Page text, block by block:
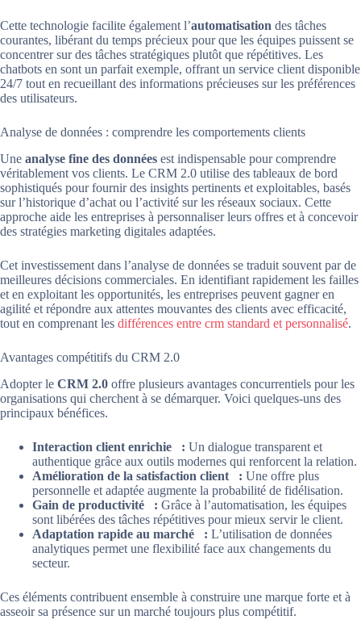
Cette technologie facilite également l’automatisation des tâches
courantes, libérant du temps précieux pour que les équipes puissent se
concentrer sur des tâches stratégiques plutôt que répétitives. Les
chatbots en sont un parfait exemple, offrant un service client disponible
24/7 tout en recueillant des informations précieuses sur les préférences
des utilisateurs.
Analyse de données : comprendre les comportements clients
Une analyse fine des données est indispensable pour comprendre
véritablement vos clients. Le CRM 2.0 utilise des tableaux de bord
sophistiqués pour fournir des insights pertinents et exploitables, basés
sur l’historique d’achat ou l’activité sur les réseaux sociaux. Cette
approche aide les entreprises à personnaliser leurs offres et à concevoir
des stratégies marketing digitales adaptées.
Cet investissement dans l’analyse de données se traduit souvent par de
meilleures décisions commerciales. En identifiant rapidement les failles
et en exploitant les opportunités, les entreprises peuvent gagner en
agilité et répondre aux attentes mouvantes des clients avec efficacité,
tout en comprenant les différences entre crm standard et personnalisé.
Avantages compétitifs du CRM 2.0
Adopter le CRM 2.0 offre plusieurs avantages concurrentiels pour les
organisations qui cherchent à se démarquer. Voici quelques-uns des
principaux bénéfices.
Interaction client enrichie : Un dialogue transparent et
authentique grâce aux outils modernes qui renforcent la relation.
Amélioration de la satisfaction client : Une offre plus
personnelle et adaptée augmente la probabilité de fidélisation.
Gain de productivité : Grâce à l’automatisation, les équipes
sont libérées des tâches répétitives pour mieux servir le client.
Adaptation rapide au marché : L’utilisation de données
analytiques permet une flexibilité face aux changements du
secteur.
Ces éléments contribuent ensemble à construire une marque forte et à
asseoir sa présence sur un marché toujours plus compétitif.